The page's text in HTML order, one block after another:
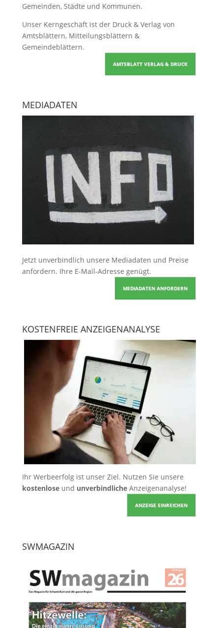
Gemeinden, Städte und Kommunen.
Unser Kerngeschäft ist der Druck & Verlag von
Amtsblättern, Mitteilungsblättern &
Gemeindeblättern.
AMTSBLATT VERLAG & DRUCK
MEDIADATEN
Jetzt unverbindlich unsere Mediadaten und Preise
anfordern. Ihre E-Mail-Adresse genügt.
MEDIADATEN ANFORDERN
KOSTENFREIE ANZEIGENANALYSE
Ihr Werbeerfolg ist unser Ziel. Nutzen Sie unsere
kostenloseund unverbindlicheAnzeigenanalyse!
ANZEIGE EINREICHEN
SWMAGAZIN